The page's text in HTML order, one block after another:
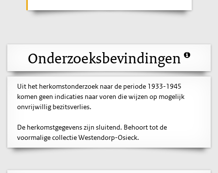
Onderzoeksbevindingen
Uit het herkomstonderzoek naar de periode 1933-1945
komen geen indicaties naar voren die wijzen op mogelijk
onvrijwillig bezitsverlies.
De herkomstgegevens zijn sluitend. Behoort tot de
voormalige collectie Westendorp-Osieck.